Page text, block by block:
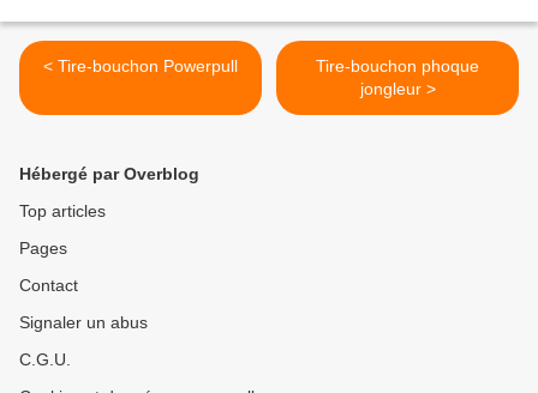
< Tire-bouchon Powerpull
Tire-bouchon phoque
jongleur >
Hébergé par Overblog
Top articles
Pages
Contact
Signaler un abus
C.G.U.